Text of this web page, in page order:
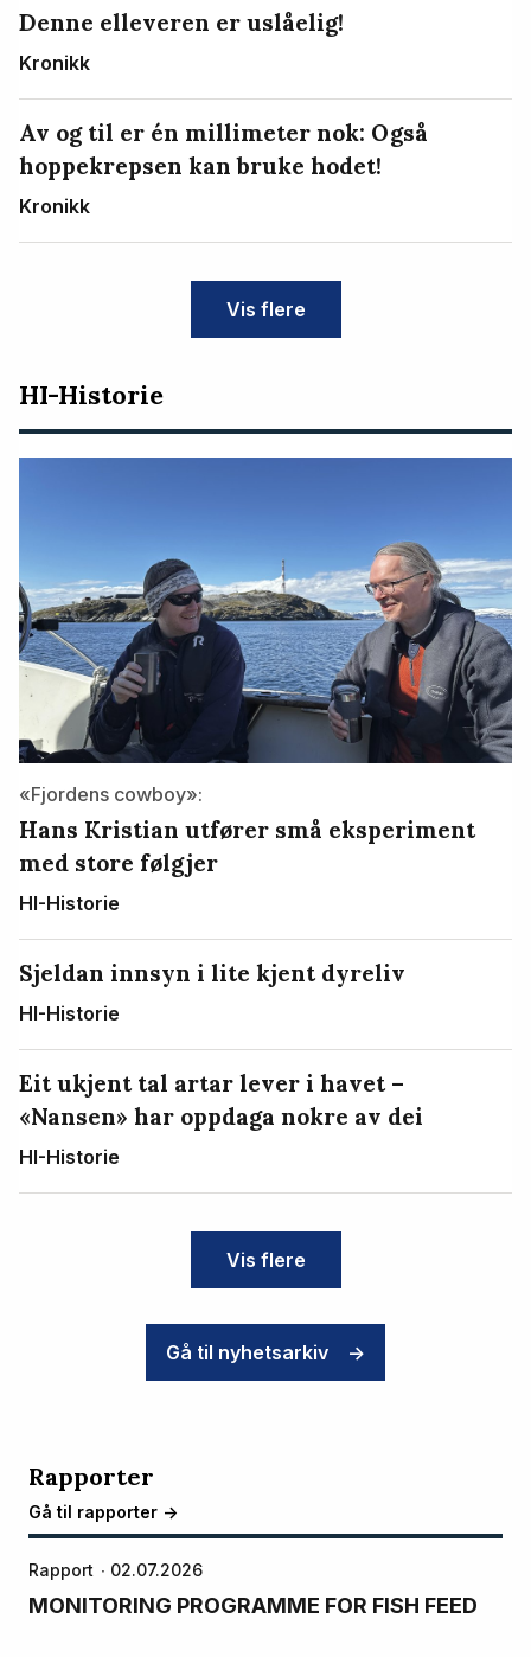
Denne elleveren er uslåelig!
Kronikk
Av og til er én millimeter nok: Også
hoppekrepsen kan bruke hodet!
Kronikk
Vis flere
HI-Historie
«Fjordens cowboy»:
Hans Kristian utfører små eksperiment
med store følgjer
HI-Historie
Sjeldan innsyn i lite kjent dyreliv
HI-Historie
Eit ukjent tal artar lever i havet –
«Nansen» har oppdaga nokre av dei
HI-Historie
Vis flere
Gå til nyhetsarkiv ->
Rapporter
Gå til rapporter ->
Rapport 02.07.2026
MONITORING PROGRAMME FOR FISH FEED